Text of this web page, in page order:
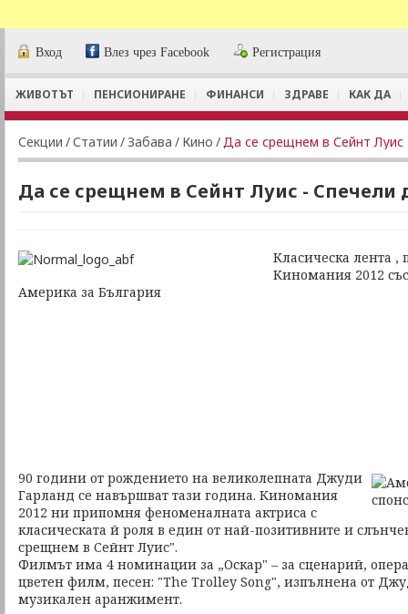
Вход Влез чрез Facebook Регистрация
ЖИВОТЪТ ПЕНСИОНИРАНЕ ФИНАНСИ ЗДРАВЕ КАК ДА
Секции /Статии / Забава / Кино /Да се срещнем в Сейнт Луис
Да се срещнем в Сейнт Луис - Спечели
Класическа лента ,
Киномания 2012
Америка за България
90 години от рождението на великолепната Джуди
Гарланд се навършват тази година. Киномания
2012 ни припомня феноменалната актриса с
класическата й роля в един от най-позитивните и
срещнем в Сейнт Луис".
Филмът има 4 номинации за „Оскар" – за сценарий,
цветен филм, песен: "The Trolley Song", изпълнена от
музикален аранжимент.